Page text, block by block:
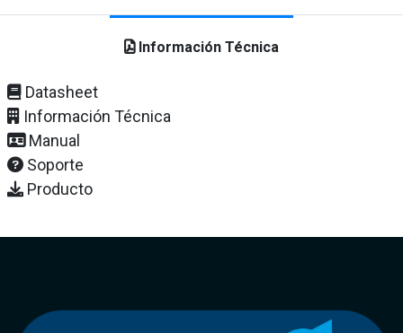
Información Técnica
Datasheet
Información Técnica
Manual
Soporte
Producto